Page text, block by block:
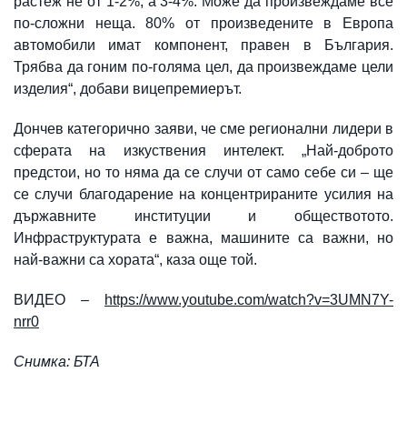
по-сложни неща. 80% от произведените в Европа
автомобили имат компонент, правен в България.
Трябва да гоним по-голяма цел, да произвеждаме цели
изделия“, добави вицепремиерът.
Дончев категорично заяви, че сме регионални лидери в
сферата на изкуствения интелект. „Най-доброто
предстои, но то няма да се случи от само себе си – ще
се случи благодарение на концентрираните усилия на
държавните институции и обществотото.
Инфраструктурата е важна, машините са важни, но
най-важни са хората“, каза още той.
ВИДЕО –
https://www.youtube.com/watch?v=3UMN7Y-
nrr0
Снимка: БТА